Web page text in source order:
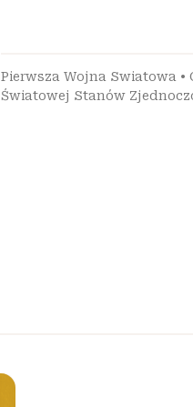
Pierwsza Wojna Swiatowa •
Światowej Stanów